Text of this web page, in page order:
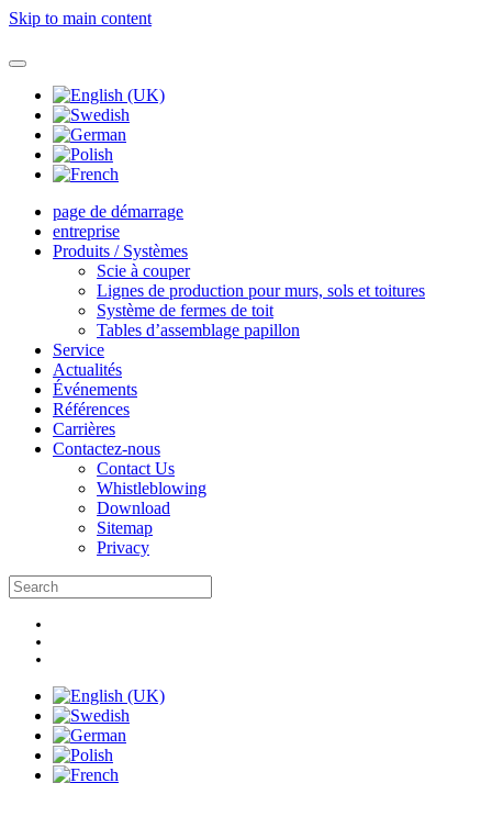
Skip to main content
page de démarrage
entreprise
Produits / Systèmes
Scie à couper
Lignes de production pour murs, sols et toitures
Système de fermes de toit
Tables d’assemblage papillon
Service
Actualités
Événements
Références
Carrières
Contactez-nous
Contact Us
Whistleblowing
Download
Sitemap
Privacy